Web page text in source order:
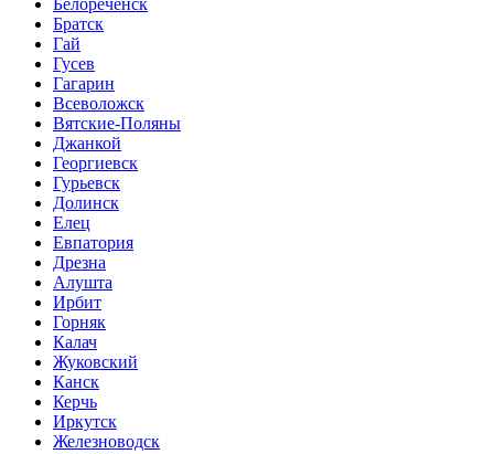
Братск
Гай
Гусев
Гагарин
Всеволожск
Вятские-Поляны
Джанкой
Георгиевск
Гурьевск
Долинск
Елец
Евпатория
Дрезна
Алушта
Ирбит
Горняк
Калач
Жуковский
Канск
Керчь
Иркутск
Железноводск